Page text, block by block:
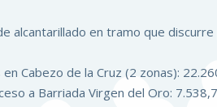
alcantarillado en tramo que
Cabezo de la Cruz (2 zonas):
a Barriada Virgen del Oro: